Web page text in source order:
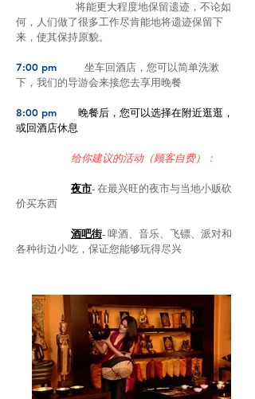
将能更大程度地保留遗迹，不论如
何，人们做了很多工作尽肯能地将遗迹保留下
来，使其保持原貌。
7:00 pm
坐车回酒店，您可以简单洗漱
下，我们的导游会来接您去享用晚餐
8:00 pm 晚餐后，您可以选择在附近逛逛，
或回酒店休息
给你建议的活动（顾客自费）：
夜市- 在最兴旺的夜市与当地小贩砍
价买东西
酒吧街- 啤酒、音乐、飞镖、派对和
各种街边小吃，保证您能够玩得尽兴